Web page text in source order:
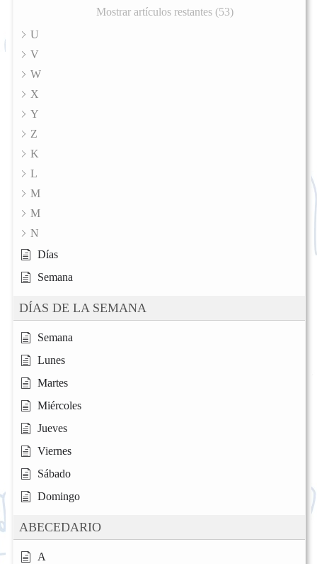
Mostrar artículos restantes (53)
U
V
W
X
Y
Z
K
L
M
M
N
Días
Semana
DÍAS DE LA SEMANA
Semana
Lunes
Martes
Miércoles
Jueves
Viernes
Sábado
Domingo
ABECEDARIO
A